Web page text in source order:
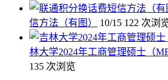
信方法（有图）
10/15 122 次浏
林大学2024年工商管理硕士（
135 次浏览